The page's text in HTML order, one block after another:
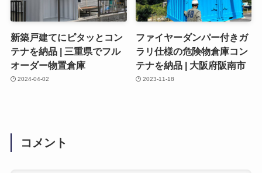
新築戸建てにピタッとコン
テナを納品 | 三重県でフル
オーダー物置倉庫
2024-04-02
ファイヤーダンパー付きガ
ラリ仕様の危険物倉庫コン
テナを納品 | 大阪府阪南市
2023-11-18
コメント